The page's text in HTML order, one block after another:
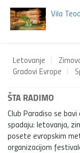
Vila
Letovanje
Gradovi Evrope
ŠTA RADIMO
Club Paradiso se
spadaju: letovanja,
posete evropskim
organizacijom